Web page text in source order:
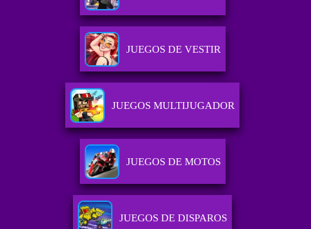
JUEGOS DE VESTIR
JUEGOS MULTIJUGADOR
JUEGOS DE MOTOS
JUEGOS DE DISPAROS